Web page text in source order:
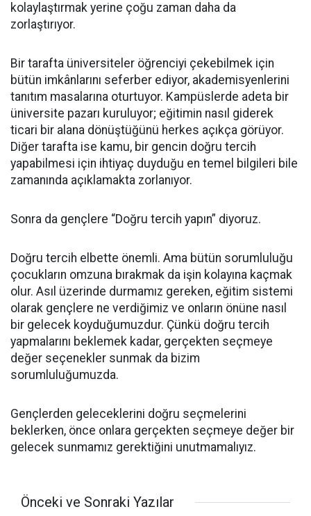
kolaylaştırmak yerine çoğu zaman daha da
zorlaştırıyor.
Bir tarafta üniversiteler öğrenciyi çekebilmek için
bütün imkânlarını seferber ediyor, akademisyenlerini
tanıtım masalarına oturtuyor. Kampüslerde adeta bir
üniversite pazarı kuruluyor; eğitimin nasıl giderek
ticari bir alana dönüştüğünü herkes açıkça görüyor.
Diğer tarafta ise kamu, bir gencin doğru tercih
yapabilmesi için ihtiyaç duyduğu en temel bilgileri bile
zamanında açıklamakta zorlanıyor.
Sonra da gençlere “Doğru tercih yapın” diyoruz.
Doğru tercih elbette önemli. Ama bütün sorumluluğu
çocukların omzuna bırakmak da işin kolayına kaçmak
olur. Asıl üzerinde durmamız gereken, eğitim sistemi
olarak gençlere ne verdiğimiz ve onların önüne nasıl
bir gelecek koyduğumuzdur. Çünkü doğru tercih
yapmalarını beklemek kadar, gerçekten seçmeye
değer seçenekler sunmak da bizim
sorumluluğumuzda.
Gençlerden geleceklerini doğru seçmelerini
beklerken, önce onlara gerçekten seçmeye değer bir
gelecek sunmamız gerektiğini unutmamalıyız.
Önceki ve Sonraki Yazılar